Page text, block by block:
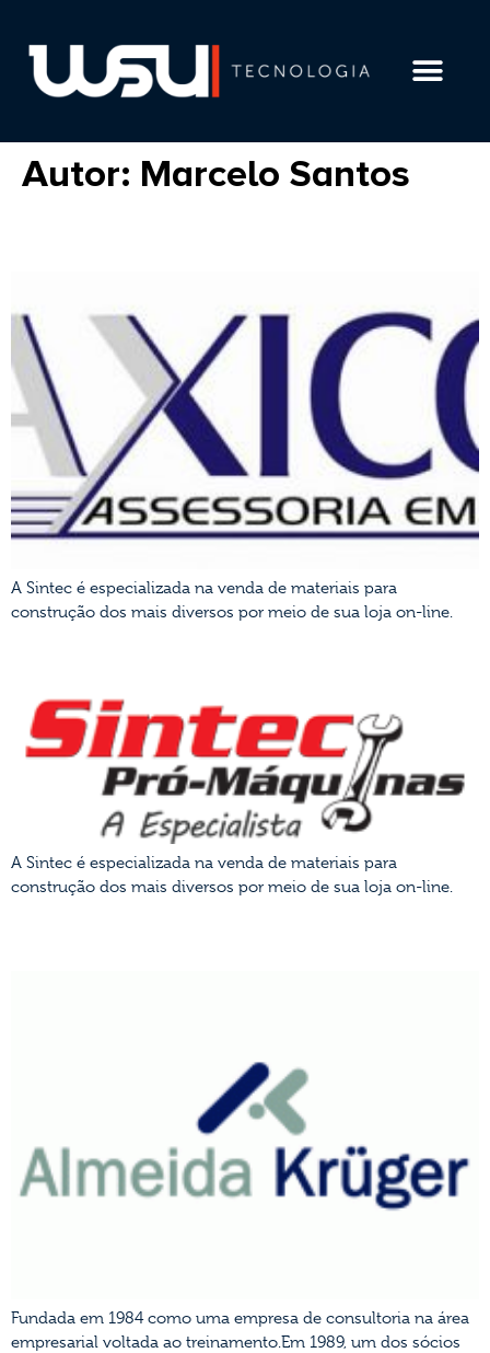
Autor: Marcelo Santos
A Sintec é especializada na venda de materiais para
construção dos mais diversos por meio de sua loja on-line.
A Sintec é especializada na venda de materiais para
construção dos mais diversos por meio de sua loja on-line.
Fundada em 1984 como uma empresa de consultoria na área
empresarial voltada ao treinamento.Em 1989, um dos sócios